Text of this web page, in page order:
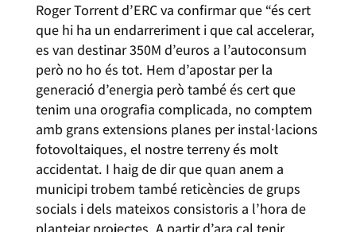
Roger Torrent d’ERC va confirmar que “és cert
que hi ha un endarreriment i que cal accelerar,
es van destinar 350M d’euros a l’autoconsum
però no ho és tot. Hem d’apostar per la
generació d’energia però també és cert que
tenim una orografia complicada, no comptem
amb grans extensions planes per instal·lacions
fotovoltaiques, el nostre terreny és molt
accidentat. I haig de dir que quan anem a
municipi trobem també reticències de grups
socials i dels mateixos consistoris a l’hora de